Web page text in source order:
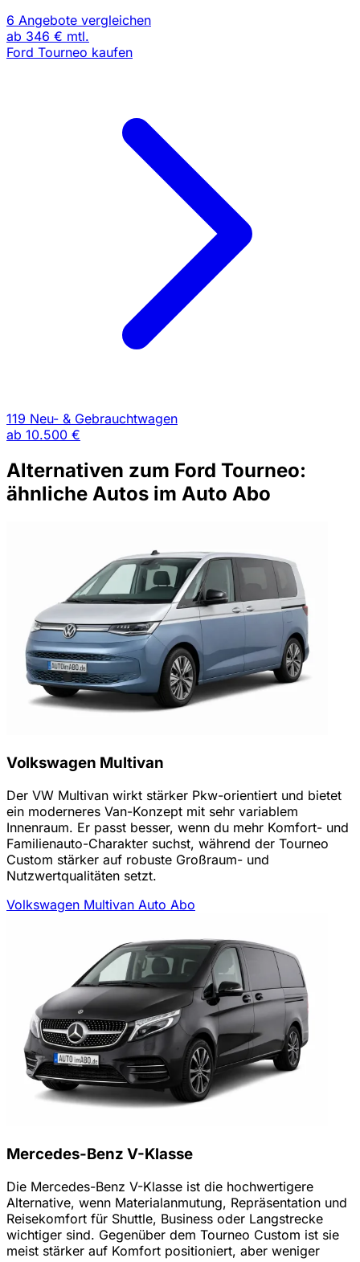
6 Angebote vergleichen
ab 346 € mtl.
Ford Tourneo kaufen
119 Neu- & Gebrauchtwagen
ab 10.500 €
Alternativen zum Ford Tourneo:
ähnliche Autos im Auto Abo
Volkswagen Multivan
Der VW Multivan wirkt stärker Pkw-orientiert und bietet
ein moderneres Van-Konzept mit sehr variablem
Innenraum. Er passt besser, wenn du mehr Komfort- und
Familienauto-Charakter suchst, während der Tourneo
Custom stärker auf robuste Großraum- und
Nutzwertqualitäten setzt.
Volkswagen Multivan Auto Abo
Mercedes-Benz V-Klasse
Die Mercedes-Benz V-Klasse ist die hochwertigere
Alternative, wenn Materialanmutung, Repräsentation und
Reisekomfort für Shuttle, Business oder Langstrecke
wichtiger sind. Gegenüber dem Tourneo Custom ist sie
meist stärker auf Komfort positioniert, aber weniger